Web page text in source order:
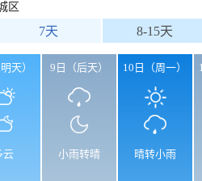
区
7天 8-15天
天）
云
9日（后天）
小雨转晴
10日（周一）
晴转小雨